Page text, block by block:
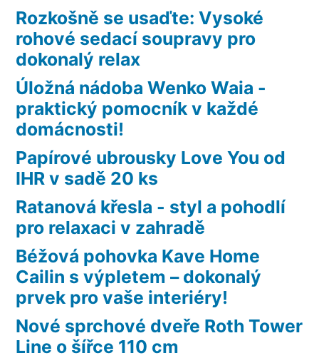
Rozkošně se usaďte: Vysoké
rohové sedací soupravy pro
dokonalý relax
Úložná nádoba Wenko Waia -
praktický pomocník v každé
domácnosti!
Papírové ubrousky Love You od
IHR v sadě 20 ks
Ratanová křesla - styl a pohodlí
pro relaxaci v zahradě
Béžová pohovka Kave Home
Cailin s výpletem – dokonalý
prvek pro vaše interiéry!
Nové sprchové dveře Roth Tower
Line o šířce 110 cm